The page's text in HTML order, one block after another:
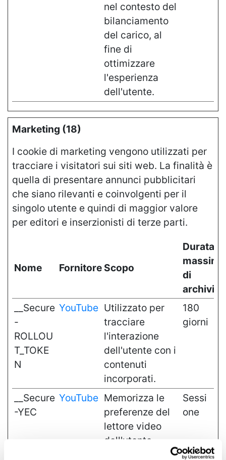
nel contesto del
bilanciamento
del carico, al
fine di
ottimizzare
l'esperienza
dell'utente.
Marketing (18)
I cookie di marketing vengono utilizzati per
tracciare i visitatori sui siti web. La finalità è
quella di presentare annunci pubblicitari
che siano rilevanti e coinvolgenti per il
singolo utente e quindi di maggior valore
per editori e inserzionisti di terze parti.
Nome Fornitore Scopo
Durata
massima
di
__Secure
-
ROLLOU
T_TOKE
N
YouTube Utilizzato per
tracciare
l'interazione
dell'utente con i
contenuti
incorporati.
180
giorni
__Secure
-YEC
YouTube Memorizza le
preferenze del
lettore video
dell'utente
usando il video
Sessi
one